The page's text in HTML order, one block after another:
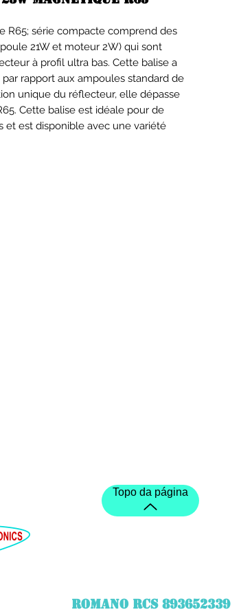
R65; série compacte comprend des
21W et moteur 2W) qui sont
à profil ultra bas. Cette balise a
rapport aux ampoules standard de
unique du réflecteur, elle dépasse
Cette balise est idéale pour de
et est disponible avec une variété
Topo da página
ROMANO RCS 893652339